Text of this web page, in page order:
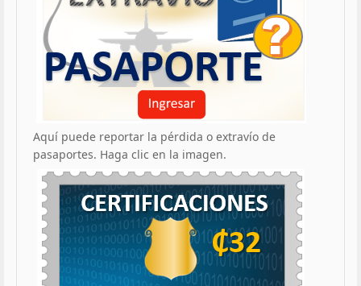
Aquí puede reportar la pérdida o extravío de
pasaportes. Haga clic en la imagen.